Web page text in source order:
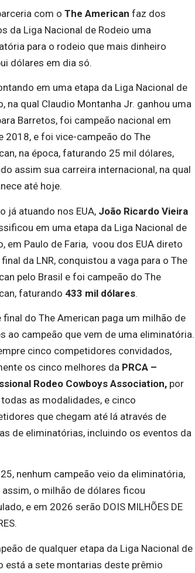
com o The American faz dos
da Liga Nacional de Rodeio uma
para o rodeio que mais dinheiro
dólares em dia só.
em uma etapa da Liga Nacional de
na qual Claudio Montanha Jr. ganhou uma
Barretos, foi campeão nacional em
2018, e foi vice-campeão do The
na época, faturando 25 mil dólares,
assim sua carreira internacional, na qual
até hoje.
já atuando nos EUA, João Ricardo Vieira
em uma etapa da Liga Nacional de
em Paulo de Faria, voou dos EUA direto
final da LNR, conquistou a vaga para o The
pelo Brasil e foi campeão do The
faturando 433 mil dólares.
final do The American paga um milhão de
ao campeão que vem de uma eliminatória.
cinco competidores convidados,
os cinco melhores da PRCA –
Rodeo Cowboys Association,por
as modalidades, e cinco
que chegam até lá através de
de eliminatórias, incluindo os eventos da
nenhum campeão veio da eliminatória,
o milhão de dólares ficou
e em 2026 serão DOIS MILHÕES DE
de qualquer etapa da Liga Nacional de
está a sete montarias deste prêmio